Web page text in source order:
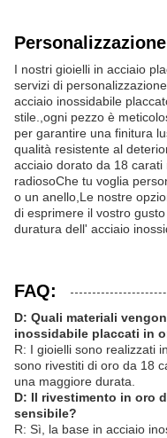
I nostri gioielli in acciaio
servizi di
acciaio inossidabile
stile.,ogni pezzo è
per garantire una finitura
qualità resistente al
acciaio dorato da 18
radiosoChe tu voglia
o un anello,Le nostre
di esprimere il vostro
duratura dell' acciaio
FAQ:
D: Quali materiali
inossidabile placcati in
R: I gioielli sono realizzati
sono rivestiti di oro da 18
una maggiore durata.
D: Il rivestimento in oro
sensibile?
R: Sì, la base in acciaio